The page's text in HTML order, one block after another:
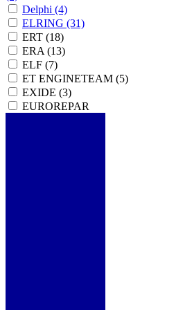
Delphi (4)
ELRING (31)
ERT (18)
ERA (13)
ELF (7)
ET ENGINETEAM (5)
EXIDE (3)
EUROREPAR